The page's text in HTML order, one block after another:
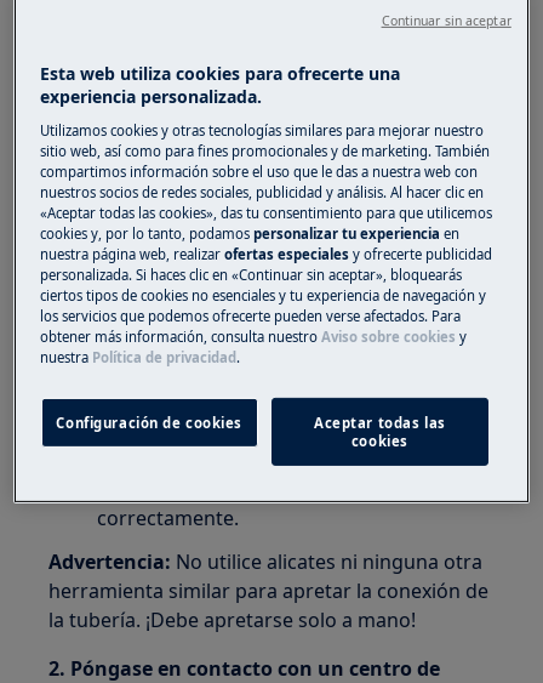
Lavadora de carga frontal (integrada y
Lavadora de carga superior
Lavadora secadora
Solución
1. Comprobarlo siguiente:
Inspeccione el adaptador del tubo de
entrada en la pared o el grifo de agua.
Compruebe si la conexión de la tubería
está atornillada y apretada correctamente.
Compruebe si no hay fugas provenientes
del grifo.
Verifique la conexión del suministro de
agua a la entrada de la máquina.
correctamente.
Advertencia: No utilice alicates ni ninguna otra
herramienta similar para apretar la conexión de
la tubería. ¡Debe apretarse solo a mano!
2. Póngase en contacto con un centro de
Esta web utiliza cookies para ofrecerte una
experiencia personalizada.
Utilizamos cookies y otras tecnologías similares para mejorar nuestro
sitio web, así como para fines promocionales y de marketing. También
compartimos información sobre el uso que le das a nuestra web con
nuestros socios de redes sociales, publicidad y análisis. Al hacer clic en
«Aceptar todas las cookies», das tu consentimiento para que utilicemos
cookies y, por lo tanto, podamospersonalizar tu experienciaen
nuestra página web, realizarofertas especiales y ofrecerte publicidad
personalizada. Si haces clic en «Continuar sin aceptar», bloquearás
ciertos tipos de cookies no esenciales y tu experiencia de navegación y
los servicios que podemos ofrecerte pueden verse afectados. Para
obtener más información, consulta nuestroAviso sobre cookies y
nuestra Política de privacidad.
Configuración de cookies
Aceptar todas las
cookies
Continuar sin aceptar